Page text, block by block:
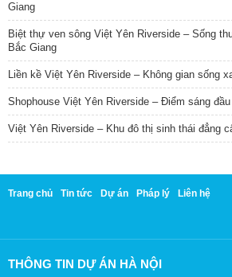
Giang
Biệt thự ven sông Việt Yên Riverside – Sống
Bắc Giang
Liền kề Việt Yên Riverside – Không gian sống
Shophouse Việt Yên Riverside – Điểm sáng
Việt Yên Riverside – Khu đô thị sinh thái đẳng
Trang chủ Tin tức Dự án Pháp lý Liên hệ
THÔNG TIN DỰ ÁN HÀ NỘI